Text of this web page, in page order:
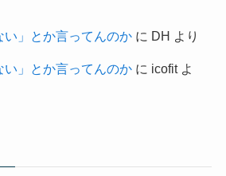
い」とか言ってんのかに DH より
い」とか言ってんのかに icofitよ